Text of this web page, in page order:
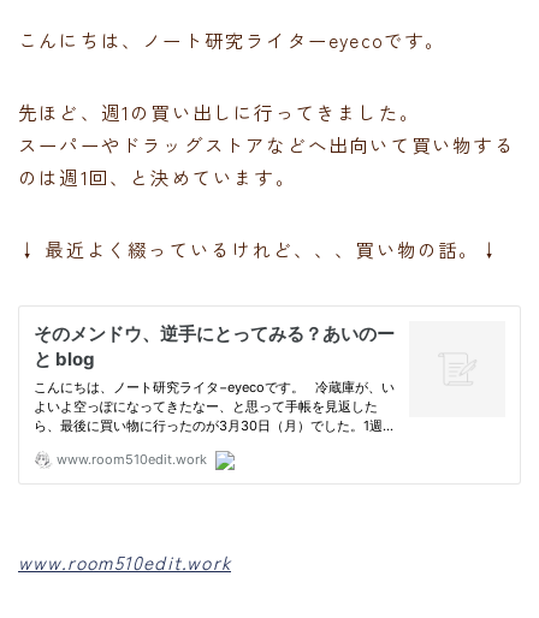
こんにちは、ノート研究ライターeyecoです。
先ほど、週1の買い出しに行ってきました。
スーパーやドラッグストアなどへ出向いて買い物する
のは週1回、と決めています。
↓ 最近よく綴っているけれど、、、買い物の話。↓
www.room510edit.work